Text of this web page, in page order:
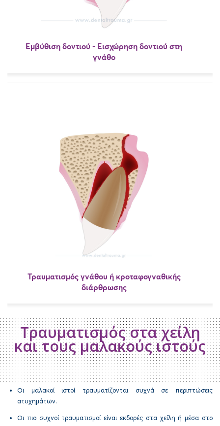
Εμβύθιση δοντιού - Εισχώρηση δοντιού στη
γνάθο
Τραυματισμός γνάθου ή κροταφογναθικής
διάρθρωσης
Τραυματισμός στα χείλη
και τους μαλακούς ιστούς
Οι μαλακοί ιστοί τραυματίζονται συχνά σε περιπτώσεις
ατυχημάτων.
Οι πιο συχνοί τραυματισμοί είναι εκδορές στα χείλη ή μέσα στο